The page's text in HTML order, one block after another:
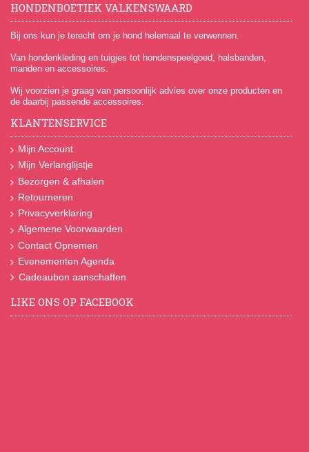
HONDENBOETIEK VALKENSWAARD
Bij ons kun je terecht om je hond helemaal te verwennen.
Van hondenkleding en tuigjes tot hondenspeelgoed, halsbanden,
manden en accessoires.
Wij voorzien je graag van persoonlijk advies over onze producten en
de daarbij passende accessoires.
KLANTENSERVICE
Mijn Account
Mijn Verlanglijstje
Bezorgen & afhalen
Retourneren
Privacyverklaring
Algemene Voorwaarden
Contact Opnemen
Evenementen Agenda
Cadeaubon aanschaffen
LIKE ONS OP FACEBOOK